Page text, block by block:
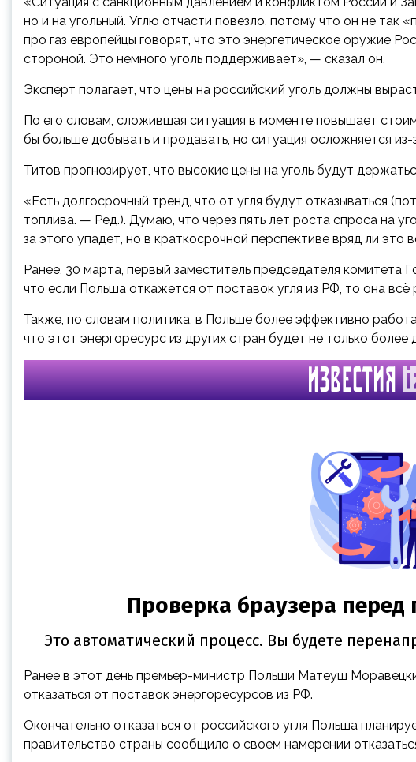
но и на угольный. Углю отчасти повезло, потому что он не так
про газ европейцы говорят, что это энергетическое оружие
стороной. Это немного уголь поддерживает», — сказал он.
Эксперт полагает, что цены на российский уголь должны
По его словам, сложившая ситуация в моменте повышает
бы больше добывать и продавать, но ситуация осложняется из-
Титов прогнозирует, что высокие цены на уголь будут
«Есть долгосрочный тренд, что от угля будут отказываться
топлива. — Ред.). Думаю, что через пять лет роста спроса на
за этого упадет, но в краткосрочной перспективе вряд ли
Ранее, 30 марта, первый заместитель председателя комитета
что если Польша откажется от поставок угля из РФ, то она
Также, по словам политика, в Польше более эффективно
что этот энергоресурс из других стран будет не только
Ранее в этот день премьер-министр Польши Матеуш
отказаться от поставок энергоресурсов из РФ.
Окончательно отказаться от российского угля Польша
правительство страны сообщило о своем намерении